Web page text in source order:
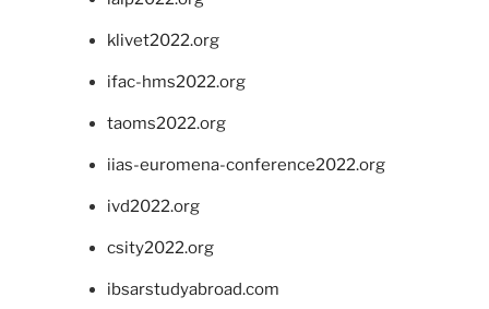
klivet2022.org
ifac-hms2022.org
taoms2022.org
iias-euromena-conference2022.org
ivd2022.org
csity2022.org
ibsarstudyabroad.com